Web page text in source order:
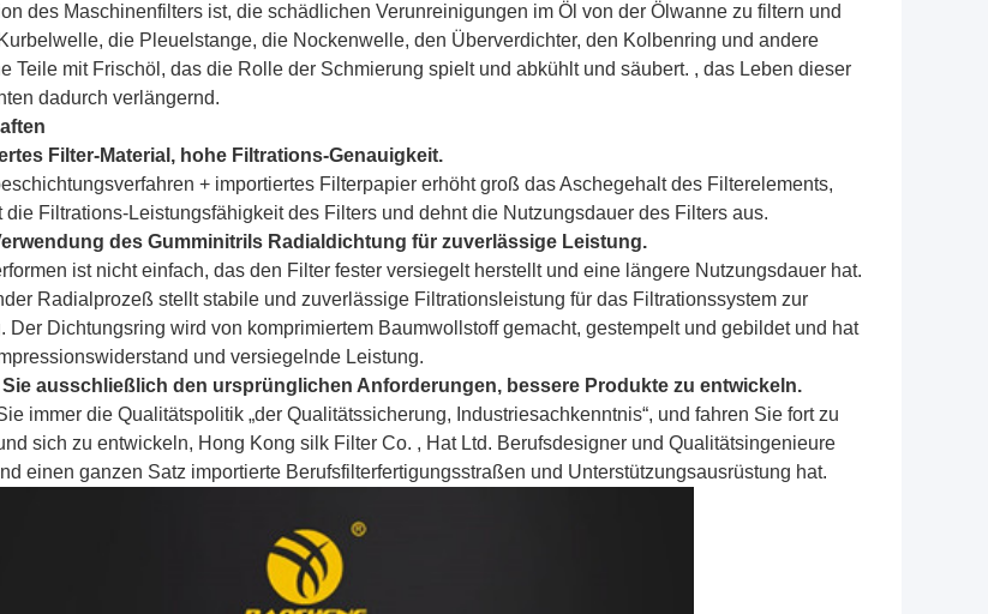
des Maschinenfilters ist, die schädlichen Verunreinigungen im Öl von der Ölwanne zu filtern und
die Pleuelstange, die Nockenwelle, den Überverdichter, den Kolbenring und andere
Teile mit Frischöl, das die Rolle der Schmierung spielt und abkühlt und säubert. , das Leben dieser
dadurch verlängernd.
Filter-Material, hohe Filtrations-Genauigkeit.
+ importiertes Filterpapier erhöht groß das Aschegehalt des Filterelements,
die Filtrations-Leistungsfähigkeit des Filters und dehnt die Nutzungsdauer des Filters aus.
des Gumminitrils Radialdichtung für zuverlässige Leistung.
ist nicht einfach, das den Filter fester versiegelt herstellt und eine längere Nutzungsdauer hat.
Radialprozeß stellt stabile und zuverlässige Filtrationsleistung für das Filtrationssystem zur
Der Dichtungsring wird von komprimiertem Baumwollstoff gemacht, gestempelt und gebildet und hat
und versiegelnde Leistung.
Sie ausschließlich den ursprünglichen Anforderungen, bessere Produkte zu entwickeln.
immer die Qualitätspolitik „der Qualitätssicherung, Industriesachkenntnis“, und fahren Sie fort zu
sich zu entwickeln, Hong Kong silk Filter Co. , Hat Ltd. Berufsdesigner und Qualitätsingenieure
einen ganzen Satz importierte Berufsfilterfertigungsstraßen und Unterstützungsausrüstung hat.